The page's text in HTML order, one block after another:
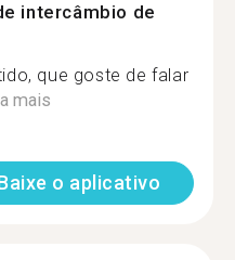
intercâmbio de
que goste de falar
mais
o aplicativo